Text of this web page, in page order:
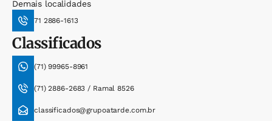
Demais localidades
71 2886-1613
Classificados
(71) 99965-8961
(71) 2886-2683 / Ramal 8526
classificados@grupoatarde.com.br